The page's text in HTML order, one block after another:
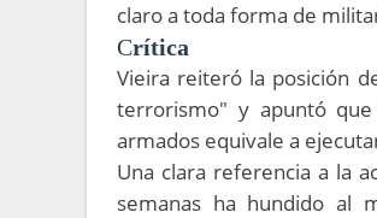
claro a toda forma de
Crítica
Vieira reiteró la posición
terrorismo" y apuntó
armados equivale a
Una clara referencia a la
semanas ha hundido al